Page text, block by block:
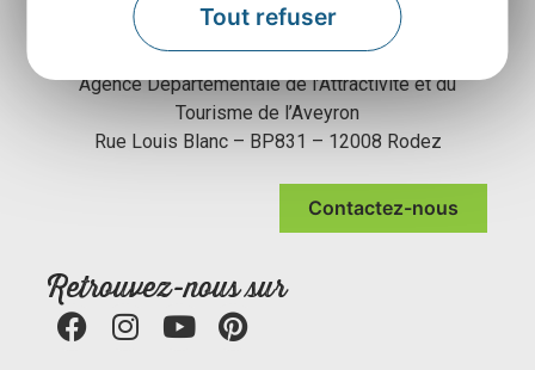
Tout refuser
Agence Départementale de l’Attractivité et du
Tourisme de l’Aveyron
Rue Louis Blanc – BP831 – 12008 Rodez
Contactez-nous
Retrouvez-nous sur